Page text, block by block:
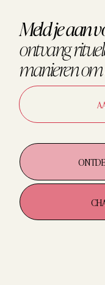
Meld je aan
ontvang
manieren om